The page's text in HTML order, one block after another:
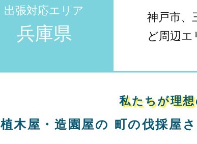
出張対応エリア
兵庫県
神戸市、
ど周辺
私たちが理
植木屋・造園屋の 町の伐採屋